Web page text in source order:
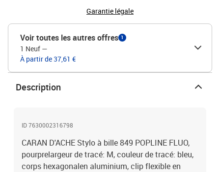
Garantie légale
Voir toutes les autres offres 1
1 Neuf —
À partir de 37,61 €
Description
ID 7630002316798
CARAN D'ACHE Stylo à bille 849 POPLINE FLUO,
pourprelargeur de tracé: M, couleur de tracé: bleu,
corps hexagonalen aluminium, clip flexible en